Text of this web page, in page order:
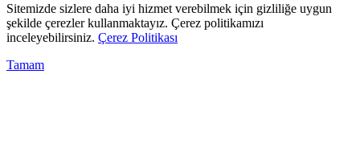
Sitemizde sizlere daha iyi hizmet verebilmek için gizliliğe uygun
şekilde çerezler kullanmaktayız. Çerez politikamızı
inceleyebilirsiniz. Çerez Politikası
Tamam